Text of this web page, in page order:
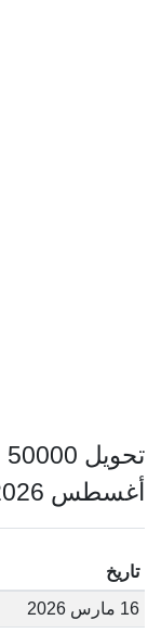
أغسطس 2026
تاريخ
16 مارس 2026